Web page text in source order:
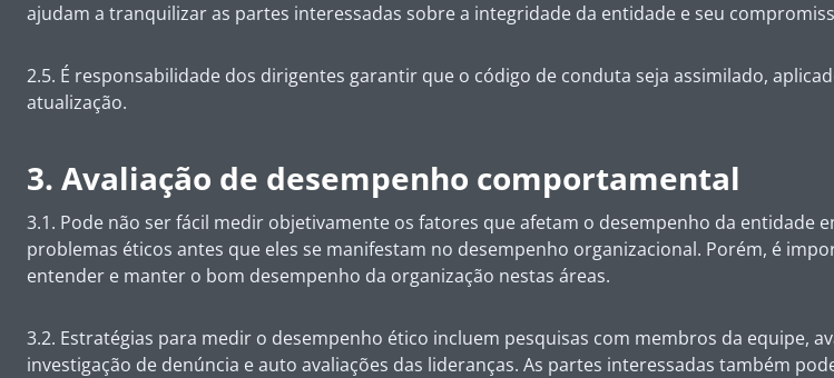
ajudam a tranquilizar as partes interessadas sobre a integridade da entidade e seu
2.5. É responsabilidade dos dirigentes garantir que o código de conduta seja assimilado,
atualização.
3. Avaliação de desempenho comportamental
3.1. Pode não ser fácil medir objetivamente os fatores que afetam o desempenho da entidade
problemas éticos antes que eles se manifestam no desempenho organizacional. Porém, é
entender e manter o bom desempenho da organização nestas áreas.
3.2. Estratégias para medir o desempenho ético incluem pesquisas com membros da equipe,
investigação de denúncia e auto avaliações das lideranças. As partes interessadas também